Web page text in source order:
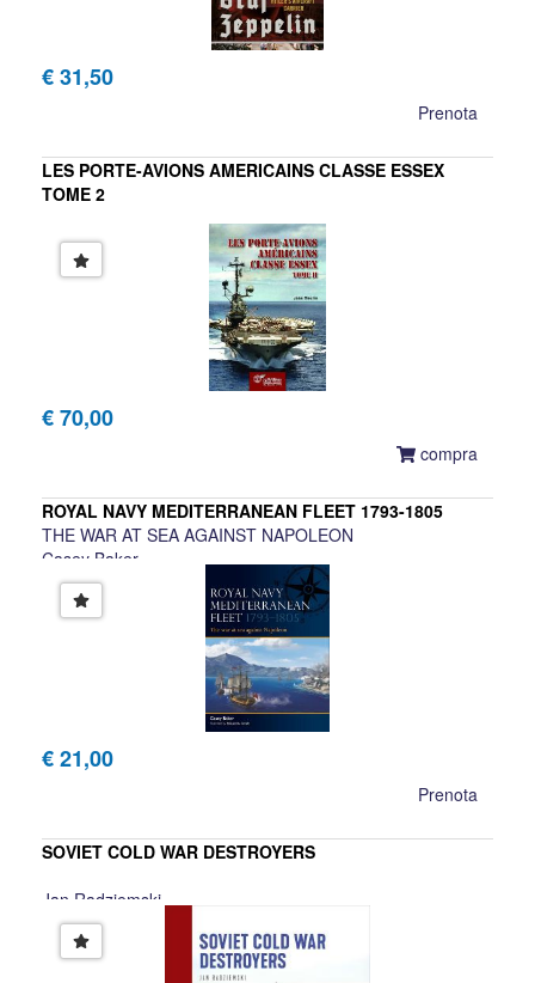
€ 31,50
Prenota
LES PORTE-AVIONS AMERICAINS CLASSE ESSEX
TOME 2
Jean Moulin
€ 70,00
compra
ROYAL NAVY MEDITERRANEAN FLEET 1793-1805
THE WAR AT SEA AGAINST NAPOLEON
Casey Baker
€ 21,00
Prenota
SOVIET COLD WAR DESTROYERS
Jan Radziemski